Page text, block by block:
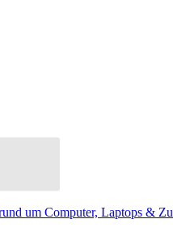
um Computer, Laptops &